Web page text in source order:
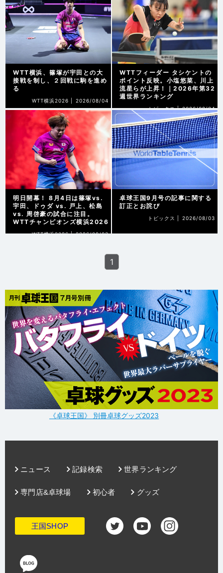
WTT横浜、篠塚が宇田との大
接戦を制し、２回戦に駒を進め
る
WTT横浜2026 | 2026/08/04
WTTフィーダー タシケントの
ポイント反映。小塩悠菜、川上
流星らが上昇！｜2026年第32
週世界ランキング
トピックス | 2026/08/04
明日開幕！ 8月4日は篠塚vs.
宇田、ドゥダ vs. 戸上、松島
vs. 周啓豪の試合に注目。
WTTチャンピオンズ横浜2026
WTT横浜2026 | 2026/08/03
卓球王国9月号の記事に関する
訂正とお詫び
トピックス | 2026/08/03
1
《卓球王国》 別冊卓球グッズ2023
ニュース 記録検索 世界ランキング
グッズ
専門店&卓球場 初心者
王国SHOP